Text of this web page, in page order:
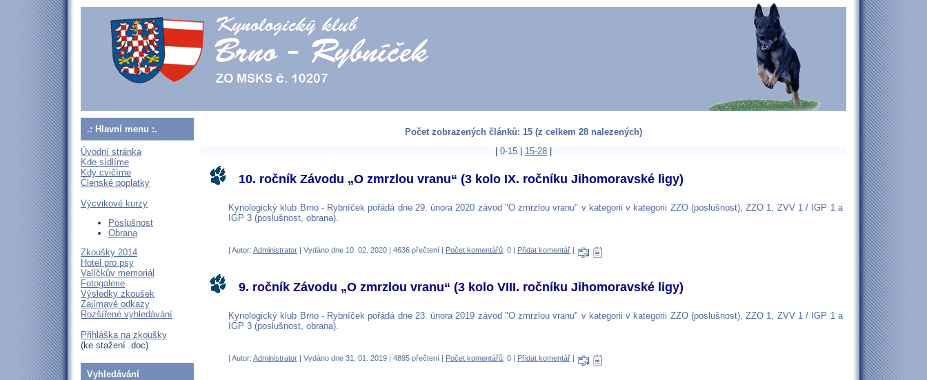
.: Hlavní menu :.
Úvodní stránka
Kde sídlíme
Kdy cvičíme
Členské poplatky
Výcvikové kurzy
Poslušnost
Obrana
Zkoušky 2014
Hotel pro psy
Valíčkův memoriál
Fotogalerie
Výsledky zkoušek
Zajímavé odkazy
Rozšířené vyhledávání
Přihláška na zkoušky
(ke stažení .doc)
Vyhledávání
Počet zobrazených článků: 15 (z celkem 28 nalezených)
0-15 15-28
10. ročník Závodu „O zmrzlou vranu“ (3 kolo IX. ročníku Jihomoravské ligy)
Kynologický klub Brno - Rybníček pořádá dne 29. února 2020 závod "O zmrzlou vranu" v kategorii v kategorii ZZO (poslušnost), ZZO 1, ZVV 1 / IGP 1 a
IGP 3 (poslušnost, obrana).
| Autor: Administrator | Vydáno dne 10. 02. 2020 | 4636 přečtení | Počet komentářů: 0 | Přidat komentář |
9. ročník Závodu „O zmrzlou vranu“ (3 kolo VIII. ročníku Jihomoravské ligy)
Kynologický klub Brno - Rybníček pořádá dne 23. února 2019 závod "O zmrzlou vranu" v kategorii v kategorii ZZO (poslušnost), ZZO 1, ZVV 1 / IGP 1 a
IGP 3 (poslušnost, obrana).
| Autor: Administrator | Vydáno dne 31. 01. 2019 | 4895 přečtení | Počet komentářů: 0 | Přidat komentář |